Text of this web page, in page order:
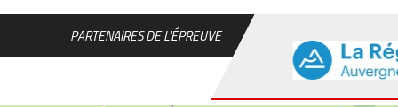
PARTENAIRES DE L'ÉPREUVE